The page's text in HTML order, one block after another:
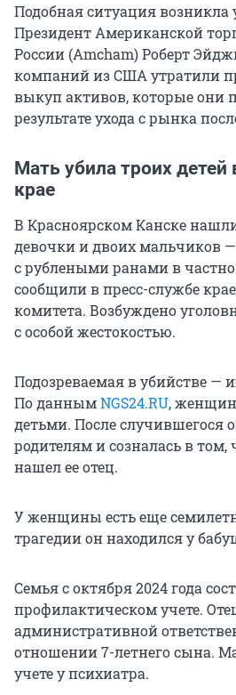
Подобная ситуация
Президент Американской
России (Amcham) Роберт
компаний из США утратили
выкуп активов, которые они
результате ухода с рынка
Мать убила троих
крае
В Красноярском Канске
девочки и двоих мальчиков
с рублеными ранами в
сообщили в пресс-службе
комитета. Возбуждено
с особой жестокостью.
Подозреваемая в убийстве —
По даннымNGS24.RU,
детьми. После случившегося
родителям и созналась в том,
нашел ее отец.
У женщины есть еще
трагедии он находился у
Семья с октября 2024 года
профилактическом учете.
административной
отношении 7-летнего сына.
учете у психиатра.